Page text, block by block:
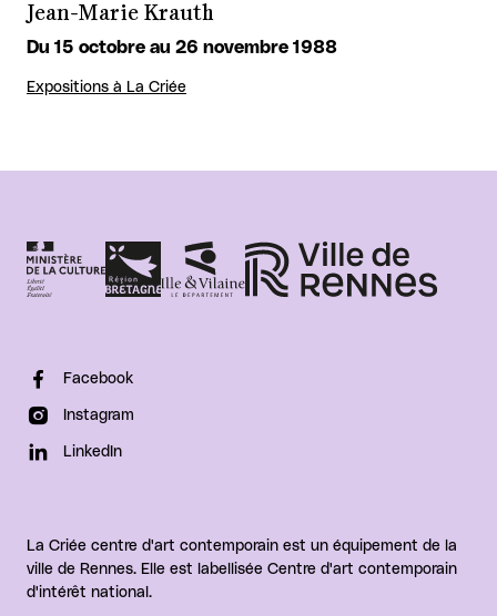
Jean-Marie Krauth
Du 15 octobre au 26 novembre 1988
Expositions à La Criée
Facebook
Instagram
LinkedIn
La Criée centre d'art contemporain est un équipement de la
ville de Rennes. Elle est labellisée Centre d'art contemporain
d'intérêt national.